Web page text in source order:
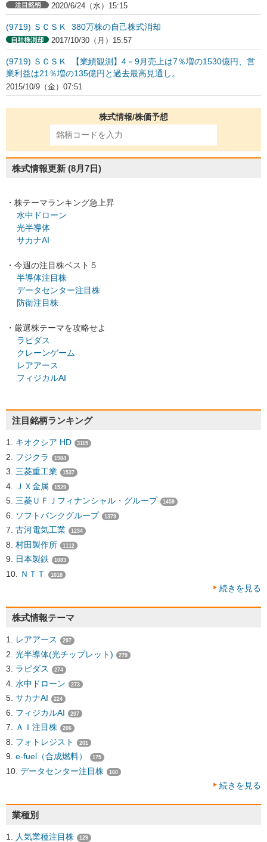
2020/6/24（水）15:15
(9719) ＳＣＳＫ 380万株の自己株式消却
2017/10/30（月）15:57
(9719) ＳＣＳＫ 【業績観測】4－9月売上は7％増の1530億円、営
業利益は21％増の135億円と過去最高見通し。
2015/10/9（金）07:51
株式情報/株価予想
株式情報更新 (8月7日)
・株テーマランキング急上昇
水中ドローン
光半導体
サカナAI
・今週の注目株ベスト５
半導体注目株
データセンター注目株
防衛注目株
・厳選株テーマを攻略せよ
ラピダス
クレーンゲーム
レアアース
フィジカルAI
注目銘柄ランキング
キオクシア HD 3115
フジクラ 1984
三菱重工業 1537
ＪＸ金属 1529
三菱ＵＦＪフィナンシャル・グループ 1459
ソフトバンクグループ 1379
古河電気工業 1234
村田製作所 1112
日本製鉄 1083
ＮＴＴ 1018
続きを見る
株式情報テーマ
レアアース 297
光半導体(光チップレット) 279
ラピダス 274
水中ドローン 273
サカナAI 224
フィジカルAI 207
ＡＩ注目株 206
フォトレジスト 201
e-fuel（合成燃料） 175
データセンター注目株 160
続きを見る
業種別
人気業種注目株 129